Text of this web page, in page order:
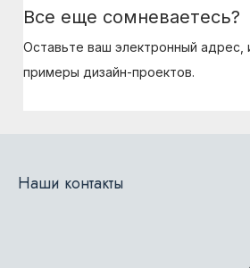
Все еще сомневаетесь?
Оставьте ваш электронный
примеры дизайн-проектов.
Наши контакты